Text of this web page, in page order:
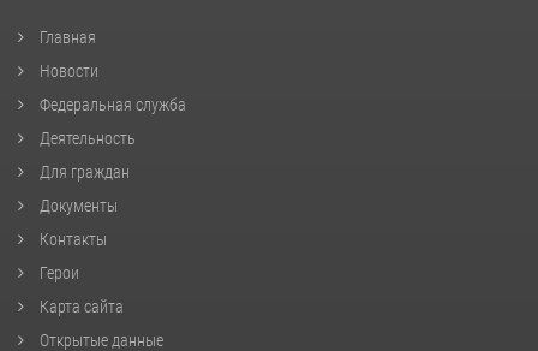
Главная
Новости
Федеральная служба
Деятельность
Для граждан
Документы
Контакты
Герои
Карта сайта
Открытые данные